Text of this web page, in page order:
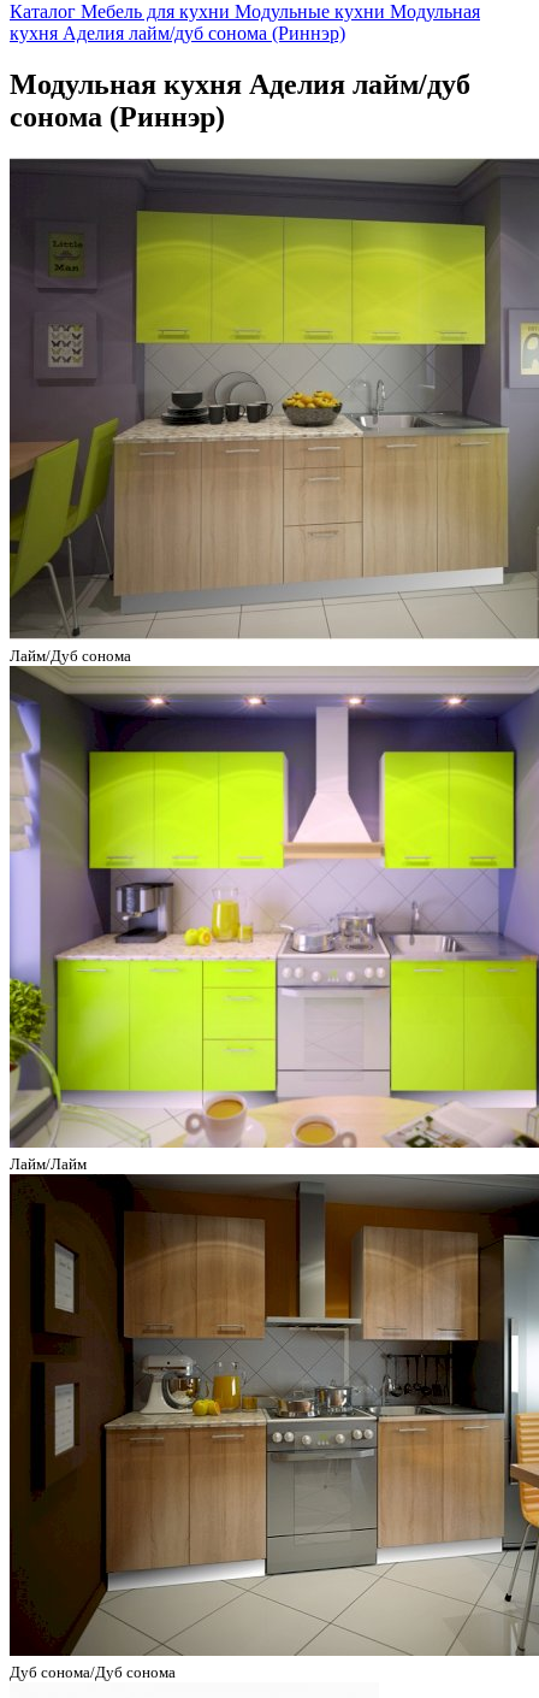
Каталог Мебель для кухни Модульные кухни Модульная
кухня Аделия лайм/дуб сонома (Риннэр)
Модульная кухня Аделия лайм/дуб
сонома (Риннэр)
Лайм/Дуб сонома
Лайм/Лайм
Дуб сонома/Дуб сонома